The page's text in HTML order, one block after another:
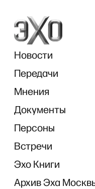
Новости
Передачи
Мнения
Документы
Персоны
Встречи
Эхо Книги
Архив Эха